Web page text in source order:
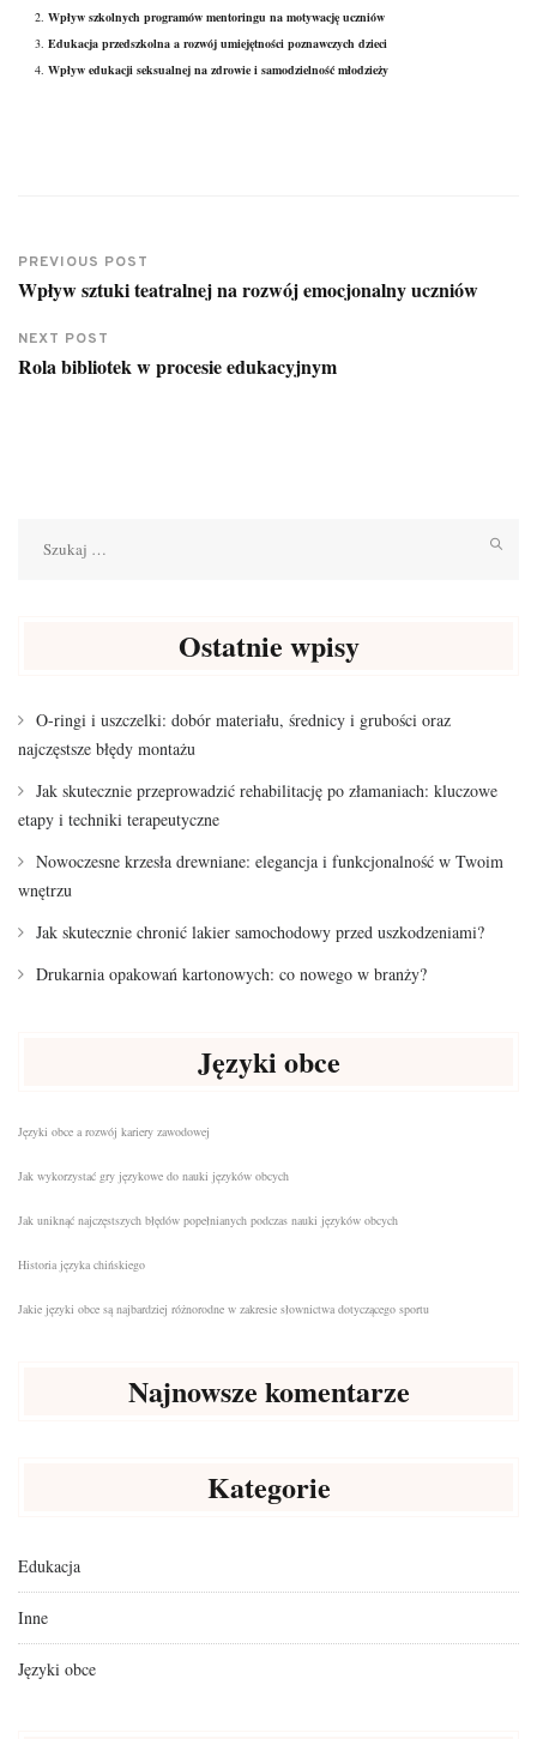
Wpływ szkolnych programów mentoringu na motywację uczniów
Edukacja przedszkolna a rozwój umiejętności poznawczych dzieci
Wpływ edukacji seksualnej na zdrowie i samodzielność młodzieży
PREVIOUS POST
Wpływ sztuki teatralnej na rozwój emocjonalny uczniów
NEXT POST
Rola bibliotek w procesie edukacyjnym
Ostatnie wpisy
O-ringi i uszczelki: dobór materiału, średnicy i grubości oraz
najczęstsze błędy montażu
Jak skutecznie przeprowadzić rehabilitację po złamaniach: kluczowe
etapy i techniki terapeutyczne
Nowoczesne krzesła drewniane: elegancja i funkcjonalność w Twoim
wnętrzu
Jak skutecznie chronić lakier samochodowy przed uszkodzeniami?
Drukarnia opakowań kartonowych: co nowego w branży?
Języki obce
Języki obce a rozwój kariery zawodowej
Jak wykorzystać gry językowe do nauki języków obcych
Jak uniknąć najczęstszych błędów popełnianych podczas nauki języków obcych
Historia języka chińskiego
Jakie języki obce są najbardziej różnorodne w zakresie słownictwa dotyczącego sportu
Najnowsze komentarze
Kategorie
Edukacja
Inne
Języki obce